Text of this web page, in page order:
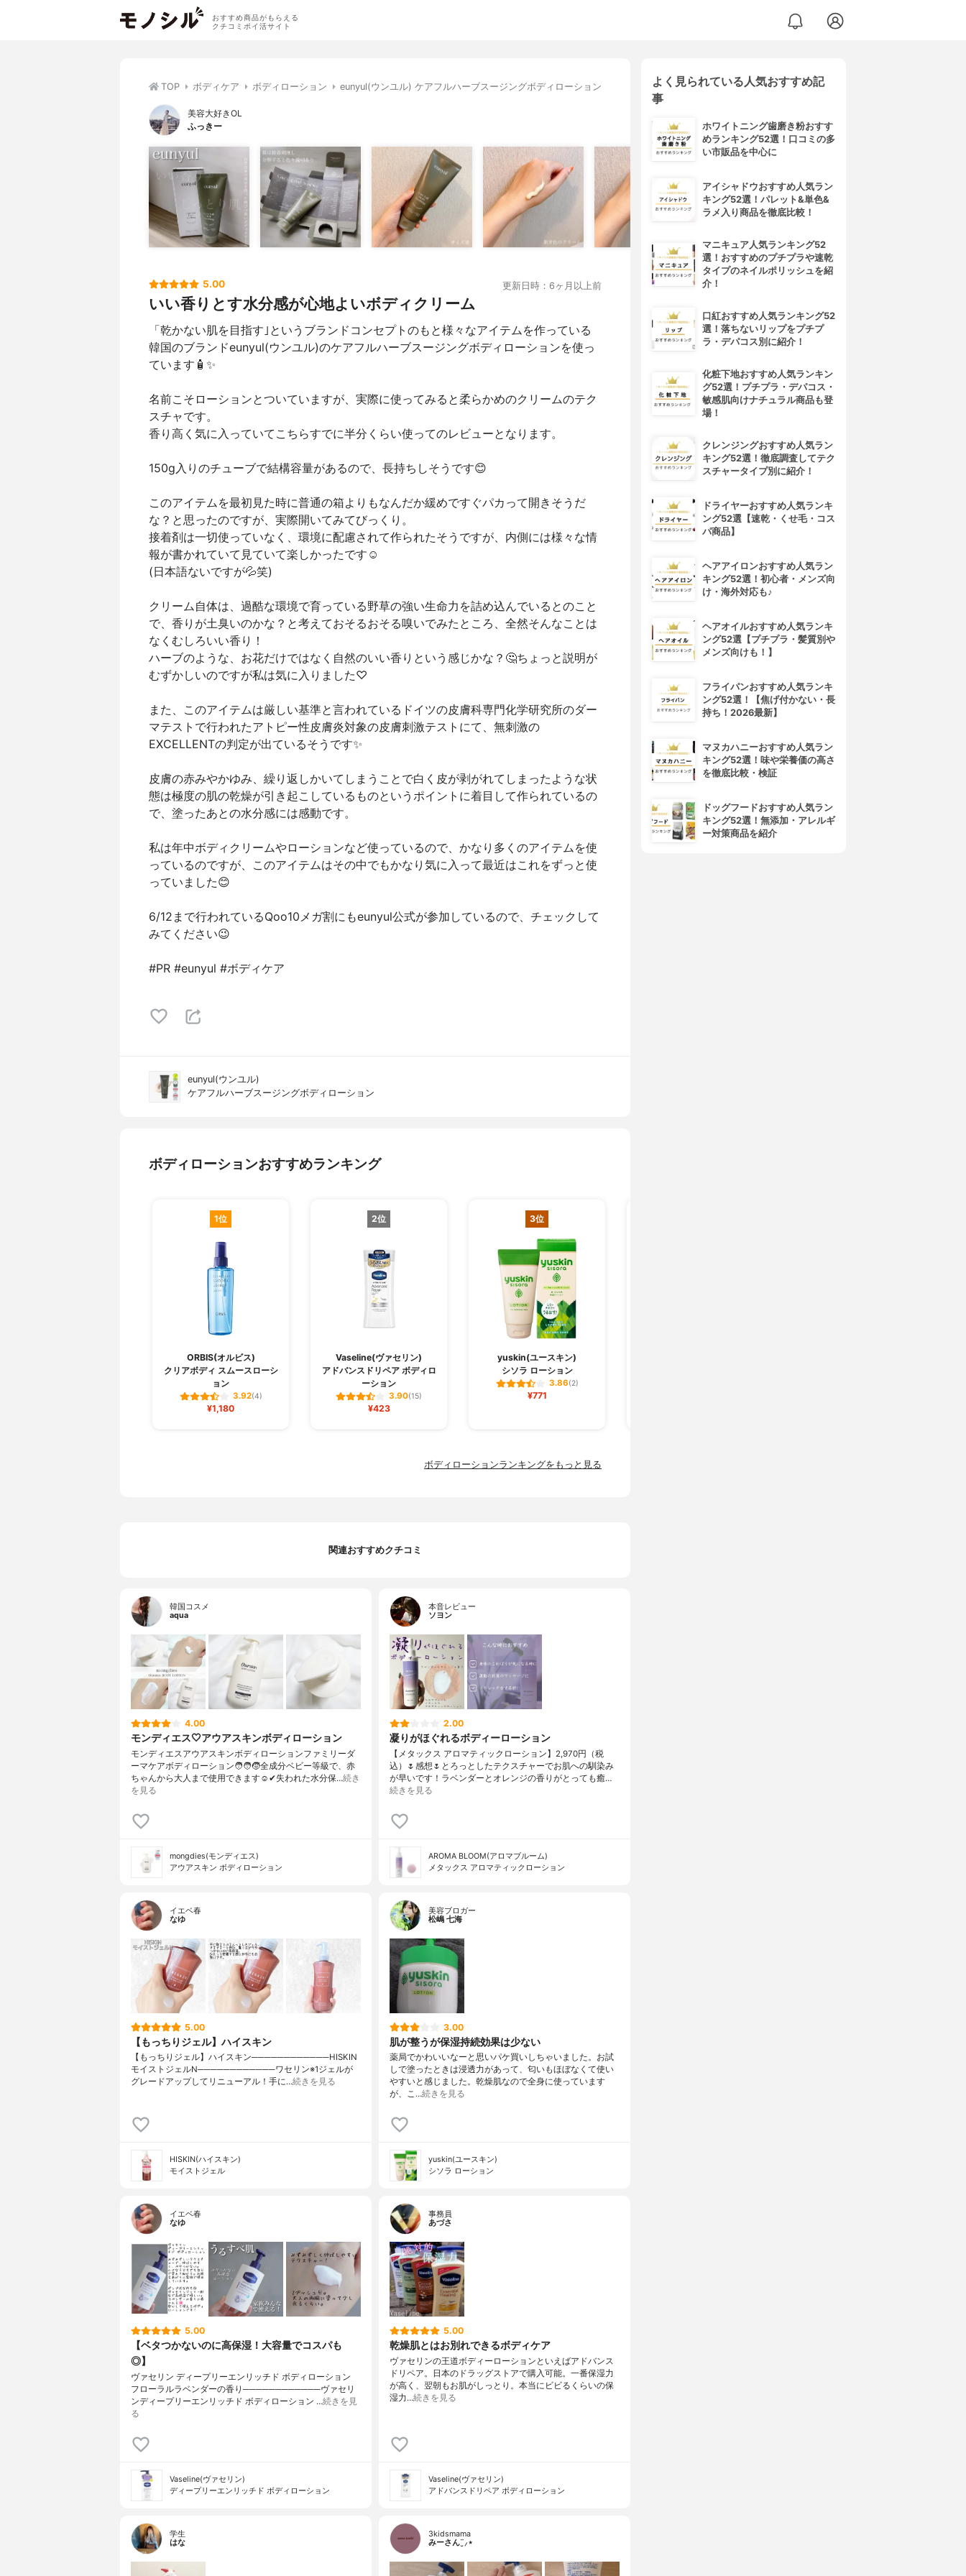
おすすめ商品がもらえる
クチコミポイ活サイト
TOP ボディケア ボディローション eunyul(ウンユル) ケアフルハーブスージングボディローション
美容大好きOL
ふっきー
5.00 更新日時：6ヶ月以上前
いい香りとす水分感が心地よいボディクリーム
「乾かない肌を目指す｣というブランドコンセプトのもと様々なアイテムを作っている
韓国のブランドeunyul(ウンユル)のケアフルハーブスージングボディローションを使っ
ています🧴✨
名前こそローションとついていますが、実際に使ってみると柔らかめのクリームのテク
スチャです。
香り高く気に入っていてこちらすでに半分くらい使ってのレビューとなります。
150g入りのチューブで結構容量があるので、長持ちしそうです😊
このアイテムを最初見た時に普通の箱よりもなんだか緩めですぐパカって開きそうだ
な？と思ったのですが、実際開いてみてびっくり。
接着剤は一切使っていなく、環境に配慮されて作られたそうですが、内側には様々な情
報が書かれていて見ていて楽しかったです☺️
(日本語ないですが💦笑)
クリーム自体は、過酷な環境で育っている野草の強い生命力を詰め込んでいるとのこと
で、香りが土臭いのかな？と考えておそるおそる嗅いでみたところ、全然そんなことは
なくむしろいい香り！
ハーブのような、お花だけではなく自然のいい香りという感じかな？🤔ちょっと説明が
むずかしいのですが私は気に入りました♡
また、このアイテムは厳しい基準と言われているドイツの皮膚科専門化学研究所のダー
マテストで行われたアトピー性皮膚炎対象の皮膚刺激テストにて、無刺激の
EXCELLENTの判定が出ているそうです✨
皮膚の赤みやかゆみ、繰り返しかいてしまうことで白く皮が剥がれてしまったような状
態は極度の肌の乾燥が引き起こしているものというポイントに着目して作られているの
で、塗ったあとの水分感には感動です。
私は年中ボディクリームやローションなど使っているので、かなり多くのアイテムを使
っているのですが、このアイテムはその中でもかなり気に入って最近はこれをずっと使
っていました😊
6/12まで行われているQoo10メガ割にもeunyul公式が参加しているので、チェックして
みてください😉
#PR #eunyul #ボディケア
eunyul(ウンユル)
ケアフルハーブスージングボディローション
ボディローションおすすめランキング
1位
ORBIS(オルビス)
クリアボディ スムースローシ
ョン
3.92(4)
¥1,180
2位
Vaseline(ヴァセリン)
アドバンスドリペア ボディロ
ーション
3.90(15)
¥423
3位
yuskin(ユースキン)
シソラ ローション
3.86(2)
¥771
ボディローションランキングをもっと見る
関連おすすめクチコミ
韓国コスメ
aqua
4.00
モンディエス🤍アウアスキンボディローション
モンディエスアウアスキンボディローションファミリーダ
ーマケアボディローション🧑‍🧑‍🧒全成分ベビー等級で、赤
ちゃんから大人まで使用できます☺️✔︎失われた水分保…続き
を見る
mongdies(モンディエス)
アウアスキン ボディローション
本音レビュー
ソヨン
2.00
凝りがほぐれるボディーローション
【メタックス アロマティックローション】2,970円（税
込）🌷感想🌷とろっとしたテクスチャーでお肌への馴染み
が早いです！ラベンダーとオレンジの香りがとっても癒…
続きを見る
AROMA BLOOM(アロマブルーム)
メタックス アロマティックローション
イエベ春
なゆ
5.00
【もっちりジェル】ハイスキン
【もっちりジェル】ハイスキン────────────HISKIN
モイストジェルN────────────ワセリン※1ジェルが
グレードアップしてリニューアル！手に…続きを見る
HISKIN(ハイスキン)
モイストジェル
美容ブロガー
松嶋 七海
3.00
肌が整うが保湿持続効果は少ない
薬局でかわいいなーと思いパケ買いしちゃいました。お試
しで塗ったときは浸透力があって、匂いもほぼなくて使い
やすいと感じました。乾燥肌なので全身に使っています
が、こ…続きを見る
yuskin(ユースキン)
シソラ ローション
イエベ春
なゆ
5.00
【ベタつかないのに高保湿！大容量でコスパも
◎】
ヴァセリン ディープリーエンリッチド ボディローション
フローラルラベンダーの香り────────────ヴァセリ
ンディープリーエンリッチド ボディローション …続きを見
る
Vaseline(ヴァセリン)
ディープリーエンリッチド ボディローション
事務員
あづさ
5.00
乾燥肌とはお別れできるボディケア
ヴァセリンの王道ボディーローションといえばアドバンス
ドリペア。日本のドラッグストアで購入可能。一番保湿力
が高く、翌朝もお肌がしっとり。本当にビビるくらいの保
湿力…続きを見る
Vaseline(ヴァセリン)
アドバンスドリペア ボディローション
学生
はな
3kidsmama
みーさん¨̮⸝⋆
よく見られている人気おすすめ記
事
ホワイトニング歯磨き粉おすす
めランキング52選！口コミの多
い市販品を中心に
アイシャドウおすすめ人気ラン
キング52選！パレット&単色&
ラメ入り商品を徹底比較！
マニキュア人気ランキング52
選！おすすめのプチプラや速乾
タイプのネイルポリッシュを紹
介！
口紅おすすめ人気ランキング52
選！落ちないリップをプチプ
ラ・デパコス別に紹介！
化粧下地おすすめ人気ランキン
グ52選！プチプラ・デパコス・
敏感肌向けナチュラル商品も登
場！
クレンジングおすすめ人気ラン
キング52選！徹底調査してテク
スチャータイプ別に紹介！
ドライヤーおすすめ人気ランキ
ング52選【速乾・くせ毛・コス
パ商品】
ヘアアイロンおすすめ人気ラン
キング52選！初心者・メンズ向
け・海外対応も♪
ヘアオイルおすすめ人気ランキ
ング52選【プチプラ・髪質別や
メンズ向けも！】
フライパンおすすめ人気ランキ
ング52選！【焦げ付かない・長
持ち！2026最新】
マヌカハニーおすすめ人気ラン
キング52選！味や栄養価の高さ
を徹底比較・検証
ドッグフードおすすめ人気ラン
キング52選！無添加・アレルギ
ー対策商品を紹介